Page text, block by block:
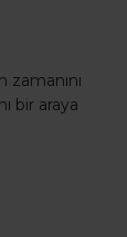
bir araya